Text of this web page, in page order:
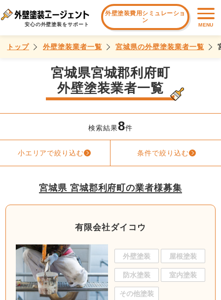
安心の外壁塗装をサポート
外壁塗装費用シミュレーショ
ン
MENU
トップ 外壁塗装業者一覧 宮城県の外壁塗装業者一覧
宮城県宮城郡利府町
外壁塗装業者一覧
検索結果8件
小エリアで絞り込む 条件で絞り込む
宮城県 宮城郡利府町の業者様募集
有限会社ダイコウ
外壁塗装 屋根塗装
防水塗装 室内塗装
その他塗装